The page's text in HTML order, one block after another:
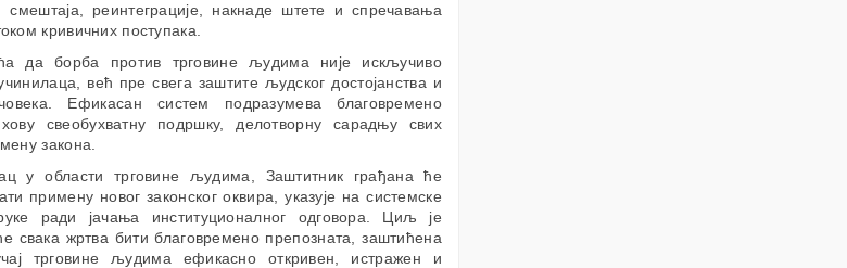
реинтеграције, накнаде штете и спречавања
кривичних поступака.
да борба против трговине људима није искључиво
већ пре свега заштите људског достојанства и
Ефикасан систем подразумева благовремено
свеобухватну подршку, делотворну сарадњу свих
закона.
у области трговине људима, Заштитник грађана ће
примену новог законског оквира, указује на системске
ради јачања институционалног одговора. Циљ је
свака жртва бити благовремено препозната, заштићена
трговине људима ефикасно откривен, истражен и